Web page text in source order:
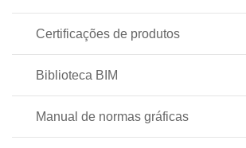
Certificações de produtos
Biblioteca BIM
Manual de normas gráficas